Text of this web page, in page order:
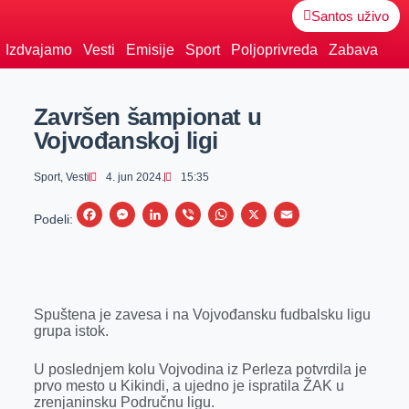
Santos uživo
Izdvajamo Vesti Emisije Sport Poljoprivreda Zabava
Završen šampionat u
Vojvođanskoj ligi
Sport, Vesti 4. jun 2024. 15:35
Podeli:
F
b
o
k
M
e
g
e
L
e
I
n
V
r
W
s
p
p
X
E
l
Spuštena je zavesa i na Vojvođansku fudbalsku ligu
grupa istok.
U poslednjem kolu Vojvodina iz Perleza potvrdila je
prvo mesto u Kikindi, a ujedno je ispratila ŽAK u
zrenjaninsku Područnu ligu.